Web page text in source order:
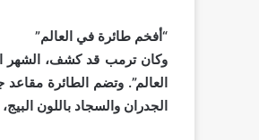
“أفخم طائرة في العالم”
وكان ترمب قد كشف، الشهر
العالم”. وتضم الطائرة
الجدران والسجاد باللون